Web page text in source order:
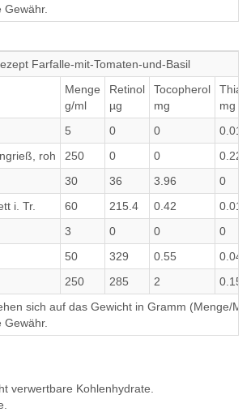
Gewähr.
Farfalle-mit-Tomaten-und-Basil
Menge
g/ml
Retinol
µg
Tocopherol
mg
mg
5 0 0
0.01
roh
250 0 0
0.225
30 36 3.96
0
i. Tr.
60 215.4 0.42
0.012
3 0 0
0
50 329 0.55
0.04
250 285 2
0.15
sich auf das Gewicht in Gramm (Menge/
Gewähr.
verwertbare Kohlenhydrate.